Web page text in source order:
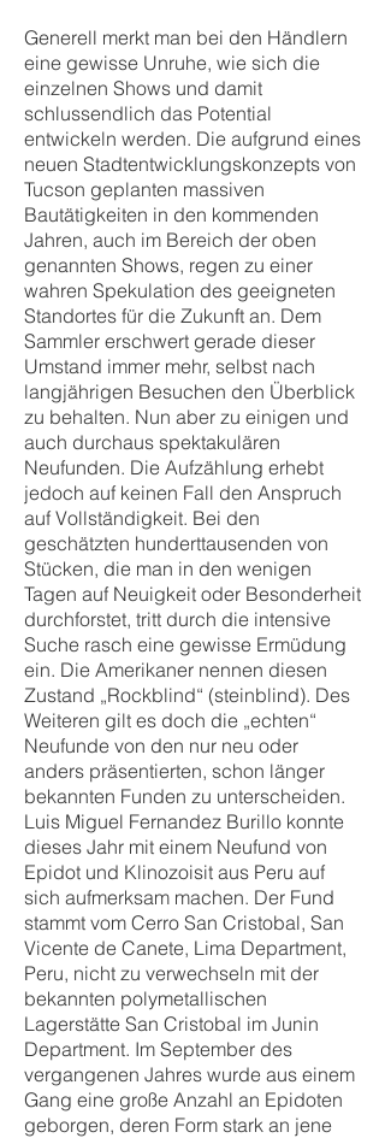
Generell merkt man bei den Händlern
eine gewisse Unruhe, wie sich die
einzelnen Shows und damit
schlussendlich das Potential
entwickeln werden. Die aufgrund eines
neuen Stadtentwicklungskonzepts von
Tucson geplanten massiven
Bautätigkeiten in den kommenden
Jahren, auch im Bereich der oben
genannten Shows, regen zu einer
wahren Spekulation des geeigneten
Standortes für die Zukunft an. Dem
Sammler erschwert gerade dieser
Umstand immer mehr, selbst nach
langjährigen Besuchen den Überblick
zu behalten. Nun aber zu einigen und
auch durchaus spektakulären
Neufunden. Die Aufzählung erhebt
jedoch auf keinen Fall den Anspruch
auf Vollständigkeit. Bei den
geschätzten hunderttausenden von
Stücken, die man in den wenigen
Tagen auf Neuigkeit oder Besonderheit
durchforstet, tritt durch die intensive
Suche rasch eine gewisse Ermüdung
ein. Die Amerikaner nennen diesen
Zustand „Rockblind“ (steinblind). Des
Weiteren gilt es doch die „echten“
Neufunde von den nur neu oder
anders präsentierten, schon länger
bekannten Funden zu unterscheiden.
Luis Miguel Fernandez Burillo konnte
dieses Jahr mit einem Neufund von
Epidot und Klinozoisit aus Peru auf
sich aufmerksam machen. Der Fund
stammt vom Cerro San Cristobal, San
Vicente de Canete, Lima Department,
Peru, nicht zu verwechseln mit der
bekannten polymetallischen
Lagerstätte San Cristobal im Junin
Department. Im September des
vergangenen Jahres wurde aus einem
Gang eine große Anzahl an Epidoten
geborgen, deren Form stark an jene